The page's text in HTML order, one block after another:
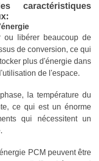
caractéristiques
ou libérer beaucoup de
de conversion, ce qui
plus d'énergie dans
de l'espace.
la température du
ce qui est un énorme
qui nécessitent un
PCM peuvent être